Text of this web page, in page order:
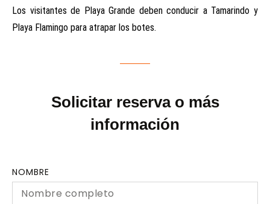
Los visitantes de Playa Grande deben conducir a Tamarindo y
Playa Flamingo para atrapar los botes.
Solicitar reserva o más
información
NOMBRE